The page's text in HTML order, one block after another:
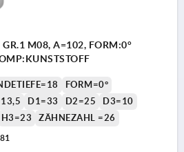
M08, A=102, FORM:0°
FORM=0°
D1=33 D2=25
D3=10
H3=23 ZÄHNEZAHL =26